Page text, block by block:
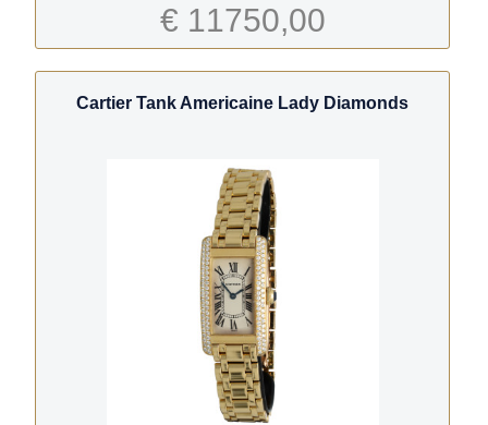
€ 11750,00
Cartier Tank Americaine Lady Diamonds